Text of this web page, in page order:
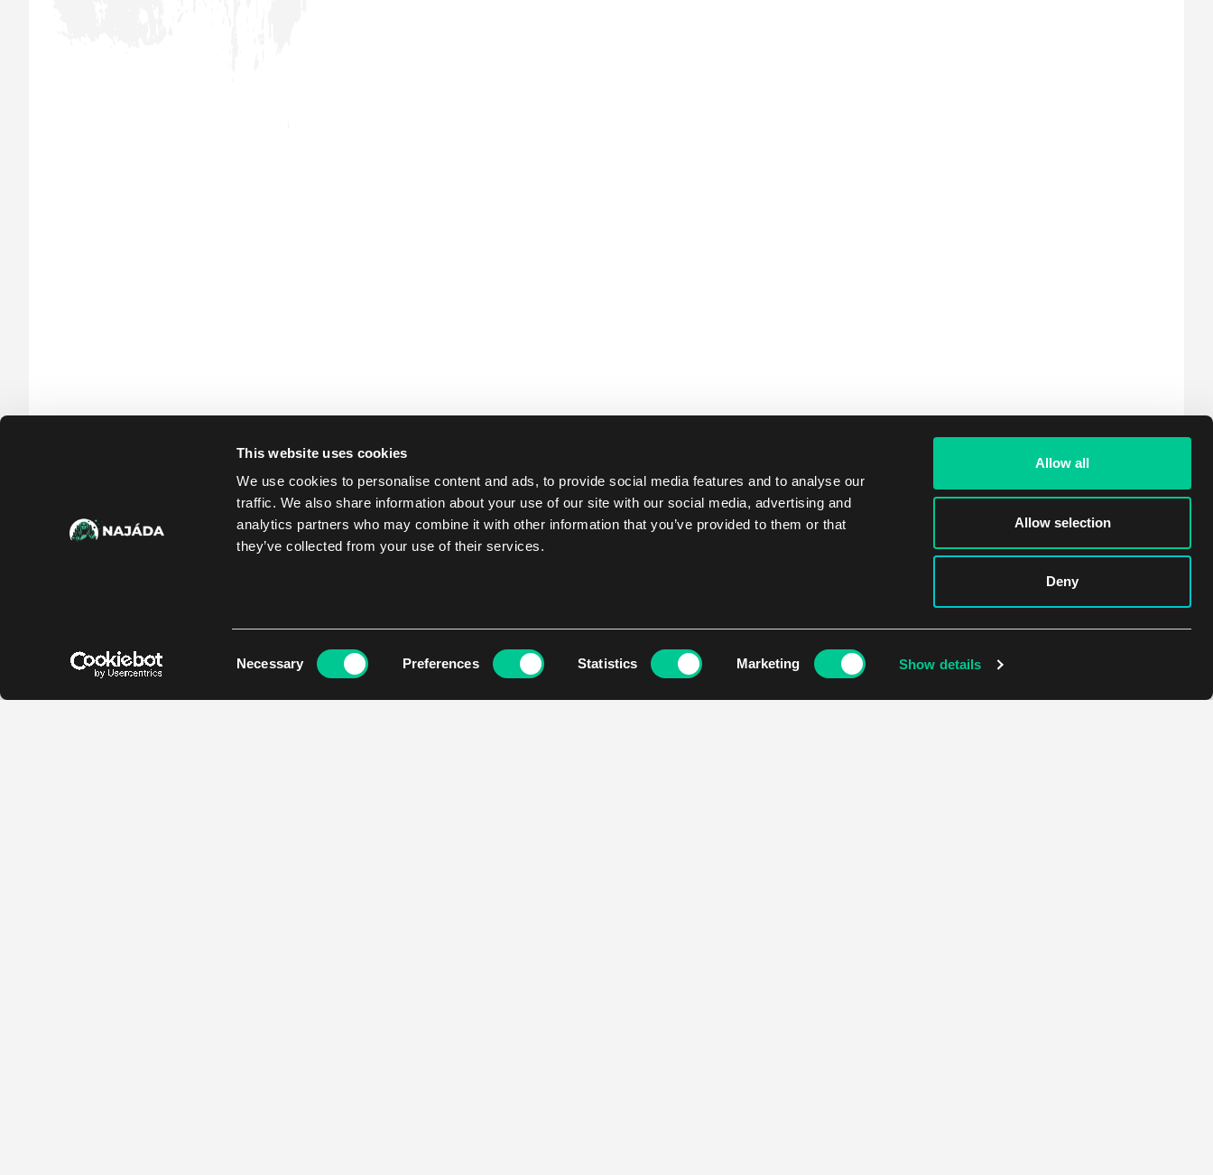
This website uses cookies
We use cookies to personalise content and ads, to provide social media features and to analyse our
traffic. We also share information about your use of our site with our social media, advertising and
analytics partners who may combine it with other information that you’ve provided to them or that
they’ve collected from your use of their services.
Necessary Preferences Statistics Marketing Show details
Allow all
Allow selection
Deny